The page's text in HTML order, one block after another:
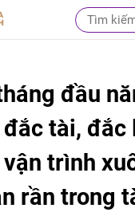
đầu
tài, đắc
trình
rần trong